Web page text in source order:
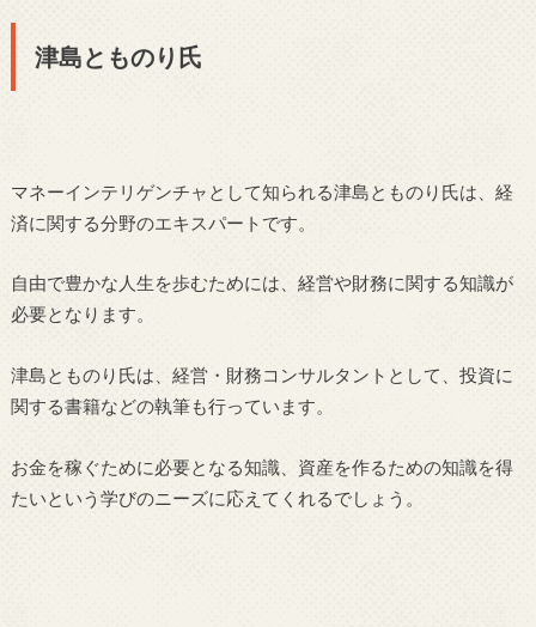
津島とものり氏
マネーインテリゲンチャとして知られる津島とものり氏は、経
済に関する分野のエキスパートです。
自由で豊かな人生を歩むためには、経営や財務に関する知識が
必要となります。
津島とものり氏は、経営・財務コンサルタントとして、投資に
関する書籍などの執筆も行っています。
お金を稼ぐために必要となる知識、資産を作るための知識を得
たいという学びのニーズに応えてくれるでしょう。